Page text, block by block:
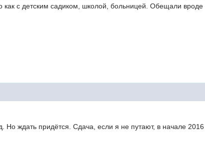
с детским садиком, школой, больницей. Обещали
Но ждать придётся. Сдача, если я не путают, в начале 2016